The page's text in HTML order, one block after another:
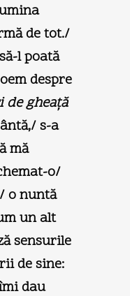
de tot./
l poată
despre
de gheaţă
s-a
mă
o/
o nuntă
un alt
sensurile
de sine:
dau